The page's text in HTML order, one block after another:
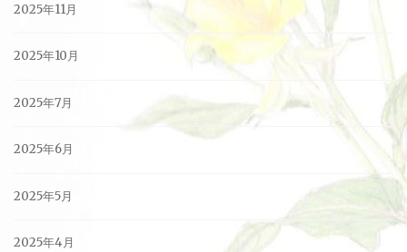
2025年11月
2025年10月
2025年7月
2025年6月
2025年5月
2025年4月